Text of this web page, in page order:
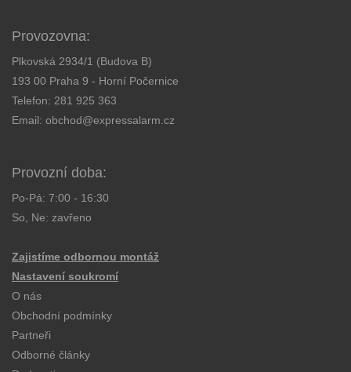
Provozovna:
Plkovská 2934/1 (Budova B)
193 00 Praha 9 - Horní Počernice
Telefon: 281 925 363
Email: obchod@expressalarm.cz
Provozní doba:
Po-Pá: 7:00 - 16:30
So, Ne: zavřeno
Zajistíme odbornou montáž
Nastavení soukromí
O nás
Obchodní podmínky
Partneři
Odborné články